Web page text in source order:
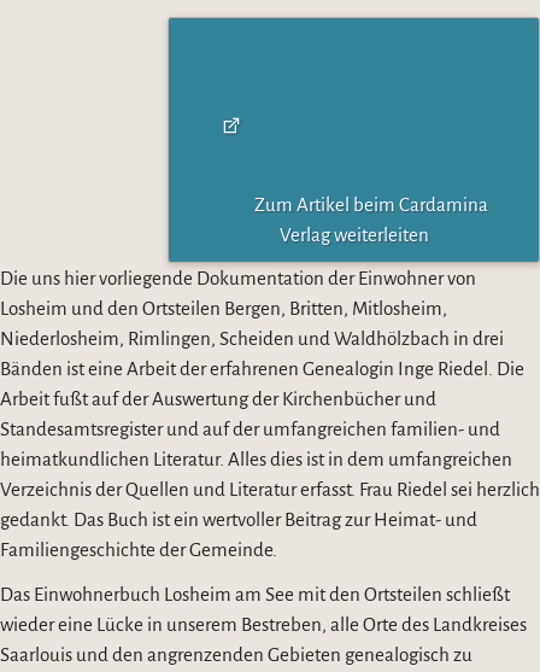
Zum Artikel beim Cardamina
Verlag weiterleiten
Die uns hier vorliegende Dokumentation der Einwohner von
Losheim und den Ortsteilen Bergen, Britten, Mitlosheim,
Niederlosheim, Rimlingen, Scheiden und Waldhölzbach in drei
Bänden ist eine Arbeit der erfahrenen Genealogin Inge Riedel. Die
Arbeit fußt auf der Auswertung der Kirchenbücher und
Standesamtsregister und auf der umfangreichen familien- und
heimatkundlichen Literatur. Alles dies ist in dem umfangreichen
Verzeichnis der Quellen und Literatur erfasst. Frau Riedel sei herzlich
gedankt. Das Buch ist ein wertvoller Beitrag zur Heimat- und
Familiengeschichte der Gemeinde.
Das Einwohnerbuch Losheim am See mit den Ortsteilen schließt
wieder eine Lücke in unserem Bestreben, alle Orte des Landkreises
Saarlouis und den angrenzenden Gebieten genealogisch zu